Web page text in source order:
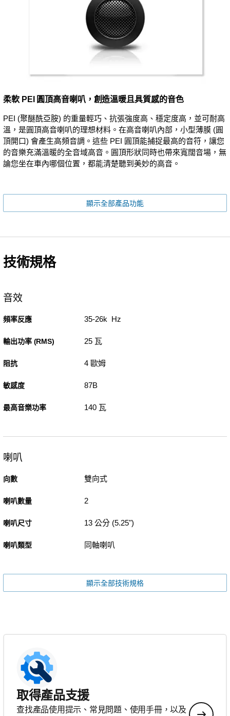
柔軟 PEI 圓頂高音喇叭，創造溫暖且具質感的音色
PEI (聚醚酰亞胺) 的重量輕巧、抗張強度高、穩定度高，並可耐高
溫，是圓頂高音喇叭的理想材料。在高音喇叭內部，小型薄膜 (圓
頂開口) 會產生高頻音調。這些 PEI 圓頂能捕捉最高的音符，讓您
的音樂充滿溫暖的全音域高音。圓頂形狀同時也帶來寬闊音場，無
論您坐在車內哪個位置，都能清楚聽到美妙的高音。
顯示全部產品功能
技術規格
音效
頻率反應 35-26k Hz
輸出功率 (RMS) 25 瓦
阻抗 4 歐姆
敏感度 87B
最高音樂功率 140 瓦
喇叭
向數 雙向式
喇叭數量 2
喇叭尺寸 13 公分 (5.25")
喇叭類型 同軸喇叭
顯示全部技術規格
取得產品支援
查找產品使用提示、常見問題、使用手冊，以及